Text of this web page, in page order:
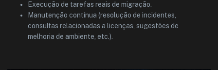
Execução de tarefas reais de migração.
Manutenção contínua (resolução de incidentes,
consultas relacionadas a licenças, sugestões de
melhoria de ambiente, etc.).